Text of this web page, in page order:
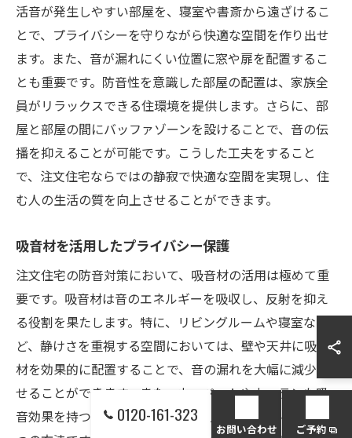
活音が発生しやすい部屋を、寝室や書斎から遠ざけるこ
とで、プライバシーを守りながら快適な空間を作り出せ
ます。また、音が漏れにくい位置に窓や扉を配置するこ
とも重要です。防音性を意識した部屋の配置は、家族全
員がリラックスできる住環境を提供します。さらに、部
屋と部屋の間にバッファゾーンを設けることで、音の伝
播を抑えることが可能です。こうした工夫をすること
で、注文住宅ならではの静寂で快適な空間を実現し、住
む人の生活の質を向上させることができます。
吸音材を活用したプライバシー保護
注文住宅の防音対策において、吸音材の活用は極めて重
要です。吸音材は音のエネルギーを吸収し、反射を抑え
る役割を果たします。特に、リビングルームや寝室な
ど、静けさを重視する空間においては、壁や天井に吸音
材を効果的に配置することで、音の漏れを大幅に減少さ
せることができます。また、カーペットやカーテンも吸
音効果を持つため、インテリアとして取り入れるのも一
0120-161-323
お問い合わせ ご予約